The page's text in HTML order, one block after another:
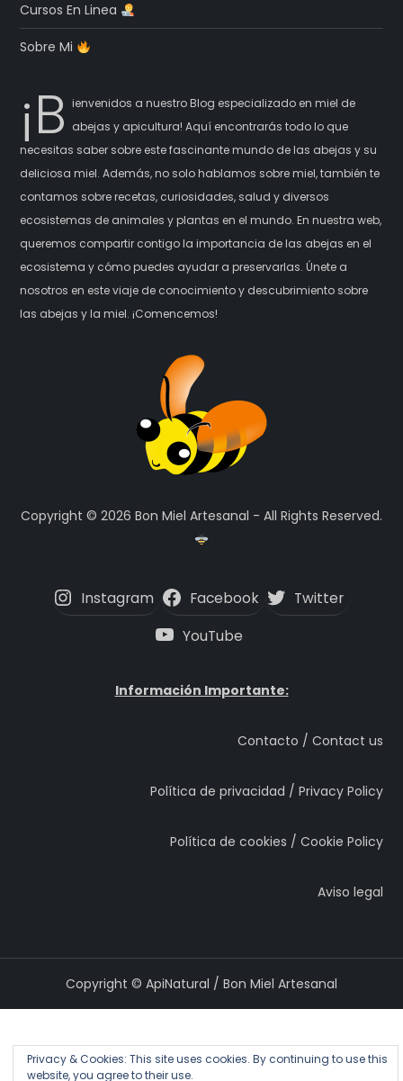
Cursos En Linea
Sobre Mi
¡B ienvenidos a nuestro Blog especializado en miel de
abejas y apicultura! Aquí encontrarás todo lo que
necesitas saber sobre este fascinante mundo de las abejas y su
deliciosa miel. Además, no solo hablamos sobre miel, también te
contamos sobre recetas, curiosidades, salud y diversos
ecosistemas de animales y plantas en el mundo. En nuestra web,
queremos compartir contigo la importancia de las abejas en el
ecosistema y cómo puedes ayudar a preservarlas. Únete a
nosotros en este viaje de conocimiento y descubrimiento sobre
las abejas y la miel. ¡Comencemos!
Copyright © 2026 Bon Miel Artesanal - All Rights Reserved.
Instagram Facebook
Twitter
YouTube
Información Importante:
Contacto / Contact us
Política de privacidad / Privacy Policy
Política de cookies / Cookie Policy
Aviso legal
Copyright © ApiNatural / Bon Miel Artesanal
Privacy & Cookies: This site uses cookies. By continuing to use this
website, you agree to their use.